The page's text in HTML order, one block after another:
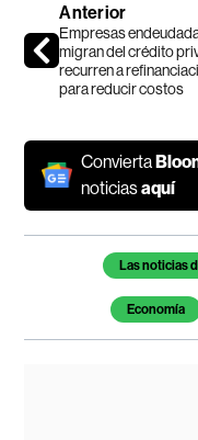
Anterior
Empresas
migran del crédito
recurren a
para reducir costos
Convierta
noticiasaquí
Temas de este
Las noticias
Economía